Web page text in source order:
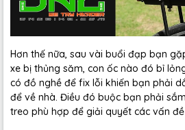
Hơn thế nữa, sau vài buổi đạp bạn
xe bị thủng săm, con ốc nào đó bỉ
có đồ nghề để fix lỗi khiến bạn phải
để về nhà. Điều đó buộc bạn phải
treo phù hợp để giải quyết các vấn